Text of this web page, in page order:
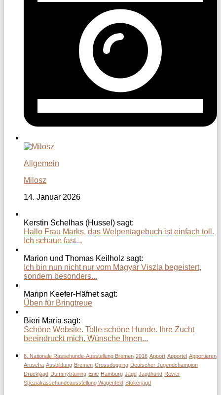
Allgemein
Milosz
14. Januar 2026
Kerstin Schelhas (Hussel) sagt:
Hallo Frau Marks, das Welpentagebuch ist einfach toll.
Ich schaue fast...
Marion und Thomas Keilholz sagt:
Ich bin nun nicht nur vom Magyar Viszla begeistert,
sondern besonders...
Maripn Keefer-Häfnet sagt:
Üben für Bringtreue
Bieri Maria sagt:
Schöne Website. Tolle schöne Hunde. Ihre Zucht
beeindruckt mich. Wünsche Ihnen...
8. Nationale Rassehunde-Ausstellung Bremen 2016 Apport Apportel Apportieren
Aruscha Ausbildung Bremen Crossdogging Deutscher Jugendchampion
Drückjagd Dummytraining Enie Hamburg Jagd Jagdhund Revier
Spezialrassehundeausstellung Wagenfeld Stökerjagd